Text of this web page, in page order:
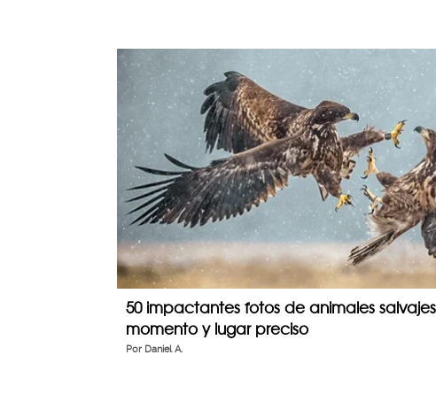
50 impactantes fotos de animales
momento y lugar preciso
Por Daniel A.